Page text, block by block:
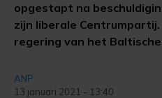
opgestapt na
zijn liberale
regering van het
ANP
13 januari 2021 - 13:40